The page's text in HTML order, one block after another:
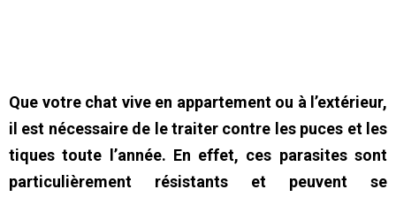
Que votre chat vive en appartement ou à l’extérieur,
il est nécessaire de le traiter contre les puces et les
tiques toute l’année. En effet, ces parasites sont
particulièrement résistants et peuvent se